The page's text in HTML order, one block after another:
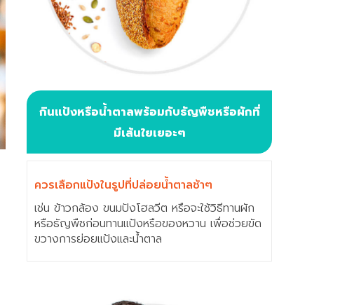
กินแป้งหรือน้ำตาลพร้อมกับธัญพืชหรือผักที่
มีเส้นใยเยอะๆ
ควรเลือกแป้งในรูปที่ปล่อยน้ำตาลช้าๆ
เช่น ข้าวกล้อง ขนมปังโฮลวีต หรือจะใช้วิธีทานผัก
หรือธัญพืชก่อนทานแป้งหรือของหวาน เพื่อช่วยขัด
ขวางการย่อยแป้งและน้ำตาล